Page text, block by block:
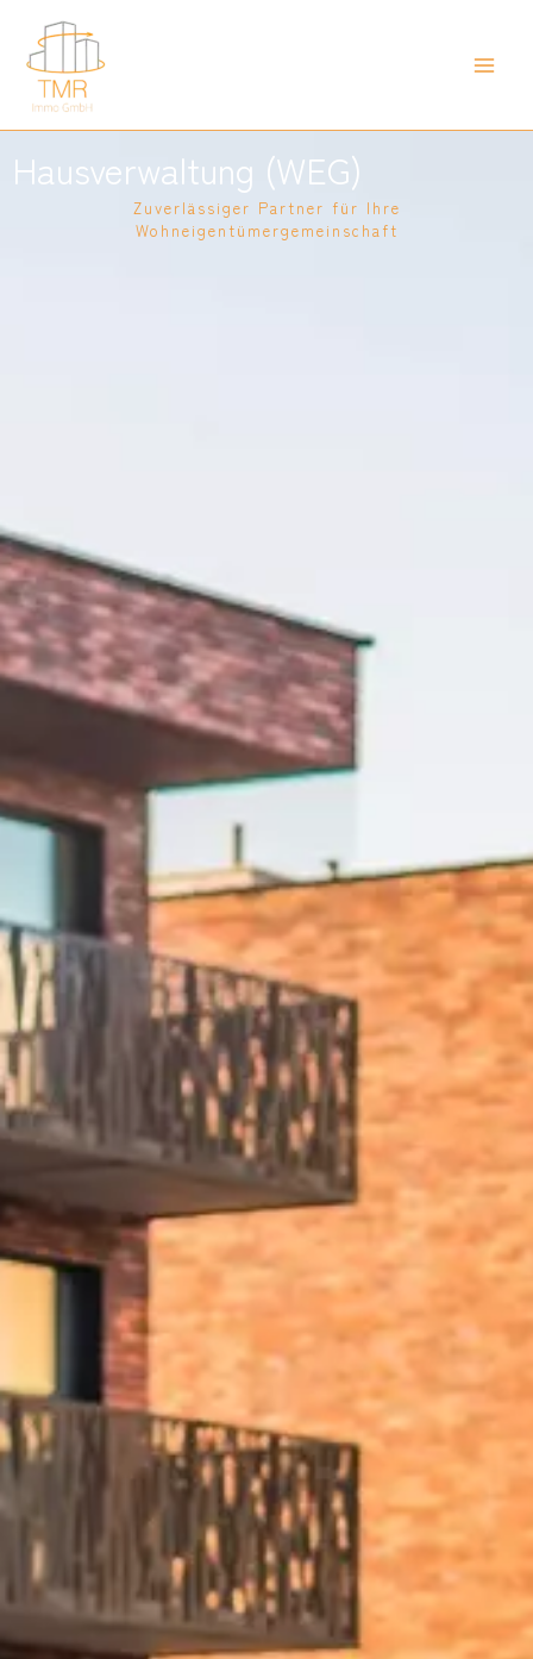
Inhalt
springen
Hausverwaltung (WEG)
Zuverlässiger Partner für Ihre
Wohneigentümergemeinschaft